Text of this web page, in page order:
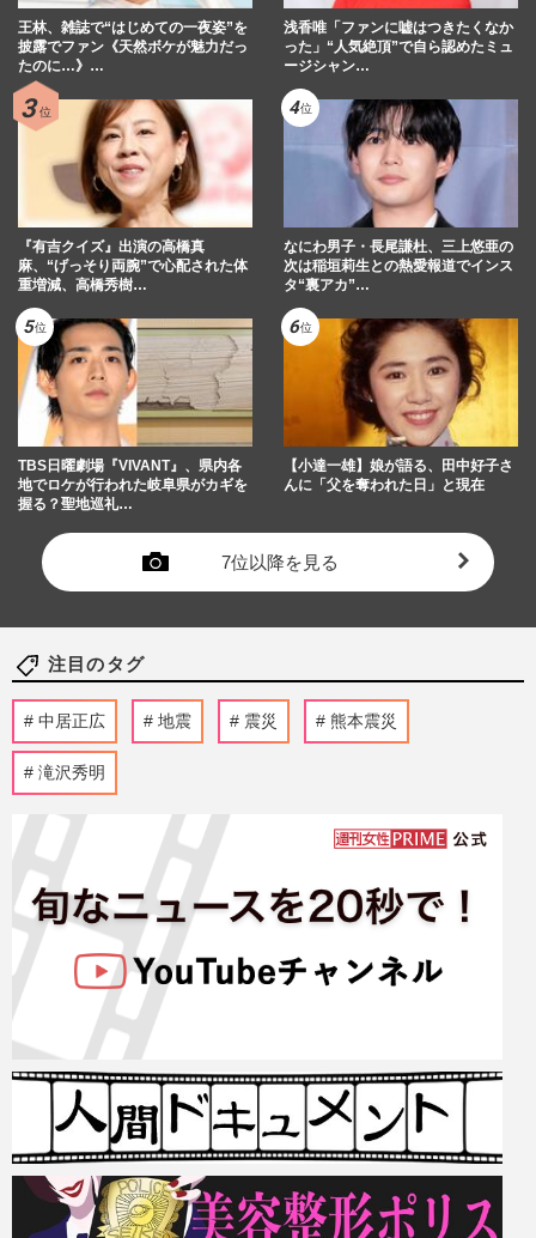
王林、雑誌で“はじめての一夜姿”を
披露でファン《天然ボケが魅力だっ
たのに…》…
浅香唯「ファンに嘘はつきたくなか
った」“人気絶頂”で自ら認めたミュ
ージシャン…
『有吉クイズ』出演の高橋真
麻、“げっそり両腕”で心配された体
重増減、高橋秀樹…
なにわ男子・長尾謙杜、三上悠亜の
次は稲垣莉生との熱愛報道でインス
タ“裏アカ”…
TBS日曜劇場『VIVANT』、県内各
地でロケが行われた岐阜県がカギを
握る？聖地巡礼…
【小達一雄】娘が語る、田中好子さ
んに「父を奪われた日」と現在
7位以降を見る
注目のタグ
中居正広 地震 震災 熊本震災
滝沢秀明